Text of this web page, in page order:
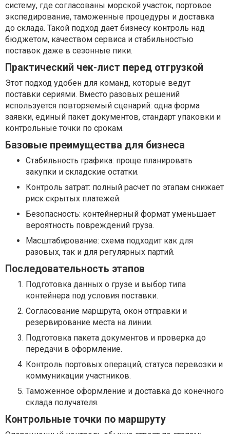
систему, где согласованы морской участок, портовое
экспедирование, таможенные процедуры и доставка
до склада. Такой подход дает бизнесу контроль над
бюджетом, качеством сервиса и стабильностью
поставок даже в сезонные пики.
Практический чек-лист перед отгрузкой
Этот подход удобен для команд, которые ведут
поставки сериями. Вместо разовых решений
используется повторяемый сценарий: одна форма
заявки, единый пакет документов, стандарт упаковки и
контрольные точки по срокам.
Базовые преимущества для бизнеса
Стабильность графика: проще планировать
закупки и складские остатки.
Контроль затрат: полный расчет по этапам снижает
риск скрытых платежей.
Безопасность: контейнерный формат уменьшает
вероятность повреждений груза.
Масштабирование: схема подходит как для
разовых, так и для регулярных партий.
Последовательность этапов
Подготовка данных о грузе и выбор типа
контейнера под условия поставки.
Согласование маршрута, окон отправки и
резервирование места на линии.
Подготовка пакета документов и проверка до
передачи в оформление.
Контроль портовых операций, статуса перевозки и
коммуникации участников.
Таможенное оформление и доставка до конечного
склада получателя.
Контрольные точки по маршруту